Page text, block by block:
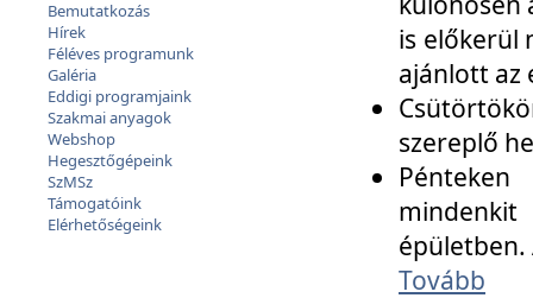
Bemutatkozás
Hírek
Féléves programunk
Galéria
Eddigi programjaink
Szakmai anyagok
Webshop
Hegesztőgépeink
SzMSz
Támogatóink
Elérhetőségeink
is előkerül
ajánlott az
szereplő
épületben.
Tovább